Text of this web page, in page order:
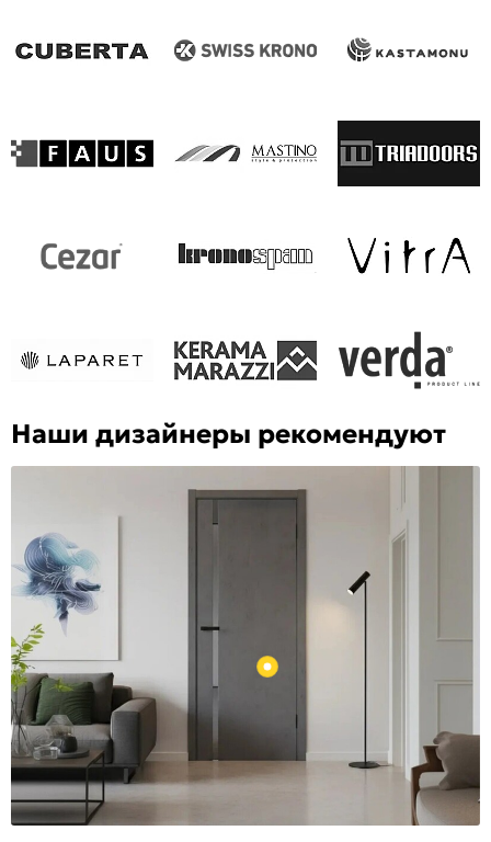
Наши дизайнеры рекомендуют